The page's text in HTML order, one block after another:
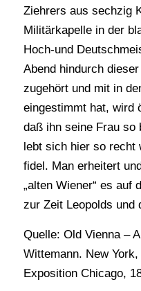
Ziehrers aus sechzig
Militärkapelle in der
Hoch-und
Abend hindurch
zugehört und mit in
eingestimmt hat, wird
daß ihn seine Frau so
lebt sich hier so recht
fidel. Man erheitert
„alten Wiener“ es auf
zur Zeit Leopolds und
Quelle: Old Vienna –
Wittemann. New
Exposition Chicago,